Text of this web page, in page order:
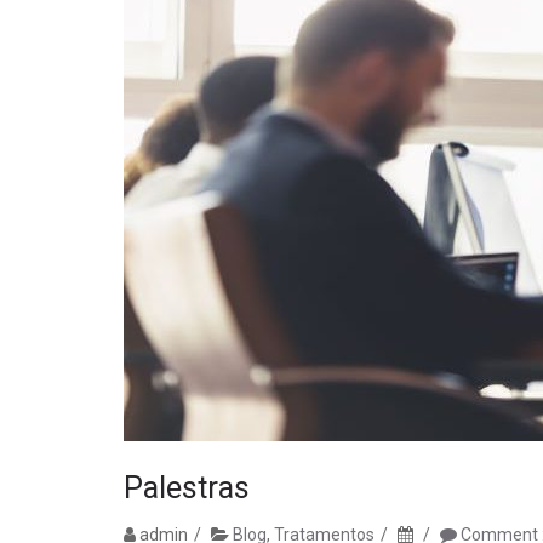
Palestras
admin Blog, Tratamentos Comment